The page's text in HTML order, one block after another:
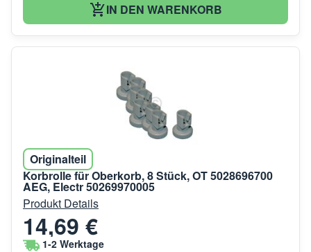
IN DEN WARENKORB
Originalteil
Korbrolle für Oberkorb, 8 Stück, OT 5028696700
AEG, Electr 50269970005
Produkt Details
14,69 €
1-2 Werktage